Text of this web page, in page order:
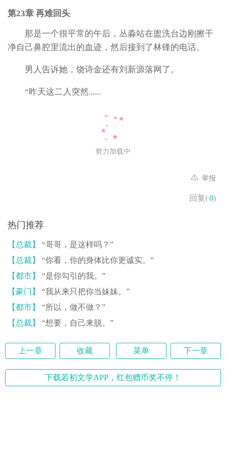
第23章 再难回头
那是一个很平常的午后，丛淼站在盥洗台边刚擦干
净自己鼻腔里流出的血迹，然后接到了林锋的电话。
男人告诉她，饶诗金还有刘新源落网了。
“昨天这二人突然......
努力加载中
举报
回复(0)
热门推荐
【总裁】
“哥哥，是这样吗？”
【总裁】
“你看，你的身体比你更诚实。”
【都市】
“是你勾引的我。”
【豪门】
“我从来只把你当妹妹。”
【都市】
“所以，做不做？”
【总裁】
“想要，自己来脱。”
上一章 收藏 菜单 下一章
下载若初文学APP，红包赠币奖不停！